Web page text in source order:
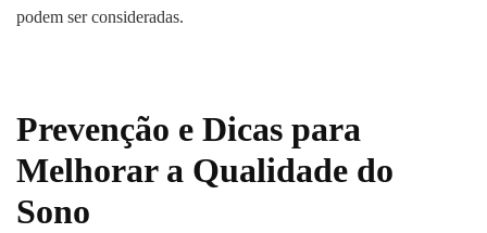
podem ser consideradas.
Prevenção e Dicas para
Melhorar a Qualidade do
Sono